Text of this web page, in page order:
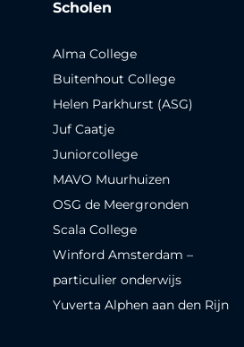
Scholen
Alma College
Buitenhout College
Helen Parkhurst (ASG)
Juf Caatje
Juniorcollege
MAVO Muurhuizen
OSG de Meergronden
Scala College
Winford Amsterdam –
particulier onderwijs
Yuverta Alphen aan den Rijn